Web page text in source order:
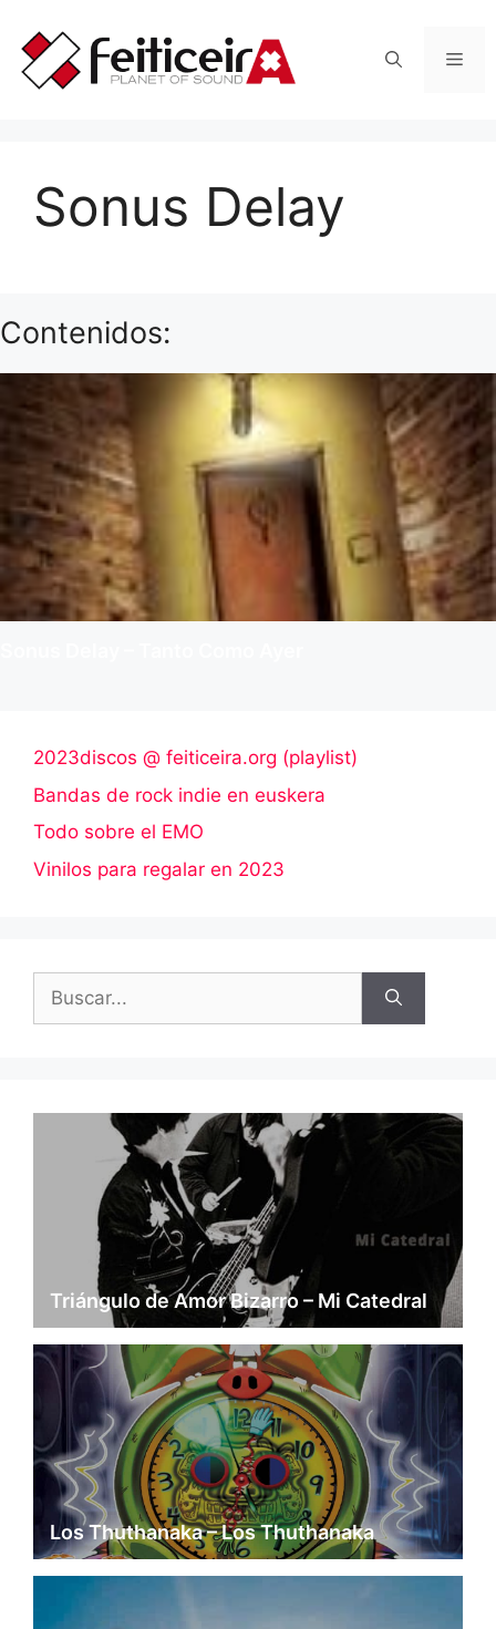
contenido
Sonus Delay
Contenidos:
2023discos @ feiticeira.org (playlist)
Bandas de rock indie en euskera
Todo sobre el EMO
Vinilos para regalar en 2023
Triángulo de Amor Bizarro – Mi Catedral
Los Thuthanaka – Los Thuthanaka